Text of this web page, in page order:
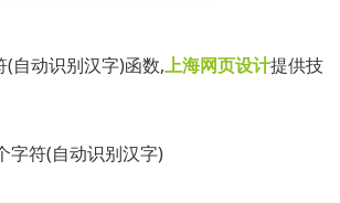
自动识别汉字)函数,上海网页设计提供技
字符(自动识别汉字)